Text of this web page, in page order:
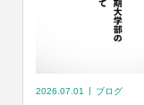
2026.07.01 ブログ